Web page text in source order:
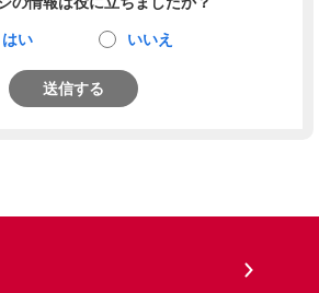
はい いいえ
送信する